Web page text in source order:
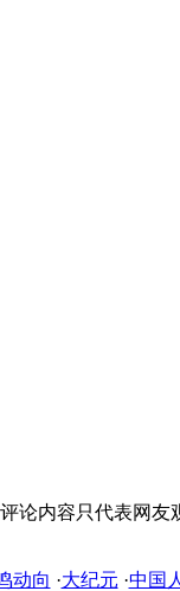
评论内容只代表网
动向 ·大纪元 ·中国